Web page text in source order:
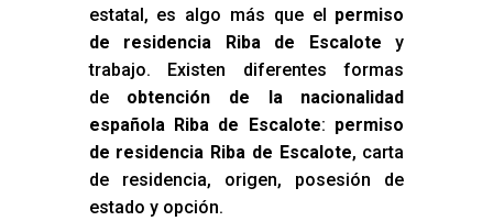
estatal, es algo más que el permiso
de residencia Riba de Escalote y
trabajo. Existen diferentes formas
de obtención de la nacionalidad
española Riba de Escalote: permiso
de residencia Riba de Escalote, carta
de residencia, origen, posesión de
estado y opción.